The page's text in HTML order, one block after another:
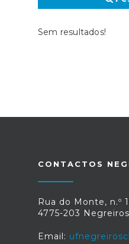
Sem resultados!
CONTACTOS
Rua do Monte, n.º
4775-203 Negreiros
Email: